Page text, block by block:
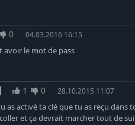
0 04.03.2016 16:15
le mot de pass
1 0 28.10.2015 11:07
as activé ta clé que tu as reçu
et ça devrait marcher tout de